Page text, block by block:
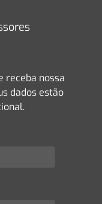
receba nossa
dados estão